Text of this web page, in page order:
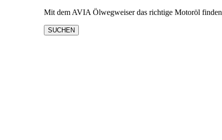
Mit dem AVIA Ölwegweiser das richtige Motoröl finden
SUCHEN